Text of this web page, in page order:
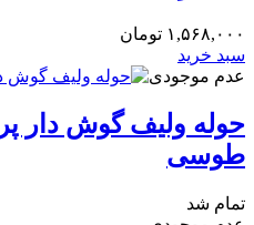
۱,۵۶۸,۰۰۰ تومان
سبد خرید
عدم موجودی
حوله ولیف گوش
طوسی
تمام شد